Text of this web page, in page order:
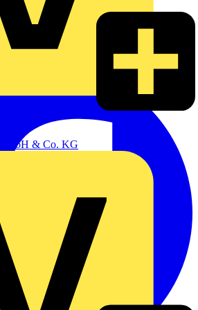
GmbH & Co. KG
Datenschutzerklärung